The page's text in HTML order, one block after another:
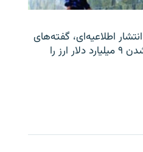
اطلاعیه‌ای، گفته‌های
یک نماینده مجلس درباره گم شدن ۹ میلیارد دلار ارز را